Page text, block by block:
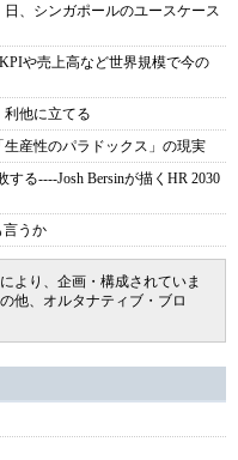
、シンガポールのユースケース
や売上高など世界規模で今の
他に立てる
産性のパラドックス」の現実
る----Josh Bersinが描くHR 2030
言うか
より、企画・構成されていま
他、オルタナティブ・ブロ